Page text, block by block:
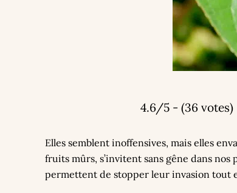
4.6/5 - (36 votes)
Elles semblent inoffensives, mais elles
fruits mûrs, s’invitent sans gêne dans
permettent de stopper leur invasion tout